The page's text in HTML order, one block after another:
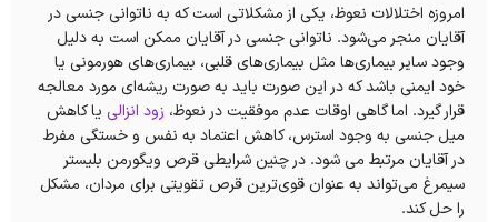
امروزه اختلالات نعوظ، یکی از مشکلاتی است که به ناتوانی جنسی در
آقایان منجر می‌شود. ناتوانی جنسی در آقایان ممکن است به دلیل
وجود سایر بیماری‌ها مثل بیماری‌های قلبی، بیماری‌های هورمونی یا
خود ایمنی باشد که در این صورت باید به صورت ریشه‌ای مورد معالجه
قرار گیرد. اما گاهی اوقات عدم موفقیت در نعوظ، زود انزالی یا کاهش
میل جنسی به وجود استرس، کاهش اعتماد به نفس و خستگی مفرط
در آقایان مرتبط می شود. در چنین شرایطی قرص ویگورمن بلیستر
سیمرغ می‌تواند به عنوان قوی‌ترین قرص تقویتی برای مردان، مشکل
را حل کند.